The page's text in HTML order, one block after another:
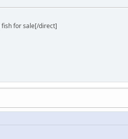
fish for sale[/direct]